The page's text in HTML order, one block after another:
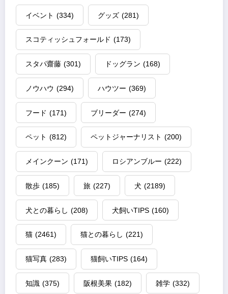
イベント (334) グッズ (281)
スコティッシュフォールド (173)
スタパ齋藤 (301) ドッグラン (168)
ノウハウ (294) ハウツー (369)
フード (171) ブリーダー (274)
ペット (812) ペットジャーナリスト (200)
メインクーン (171) ロシアンブルー (222)
散歩 (185) 旅 (227) 犬 (2189)
犬との暮らし (208) 犬飼いTIPS (160)
猫 (2461) 猫との暮らし (221)
猫写真 (283) 猫飼いTIPS (164)
知識 (375) 阪根美果 (182) 雑学 (332)